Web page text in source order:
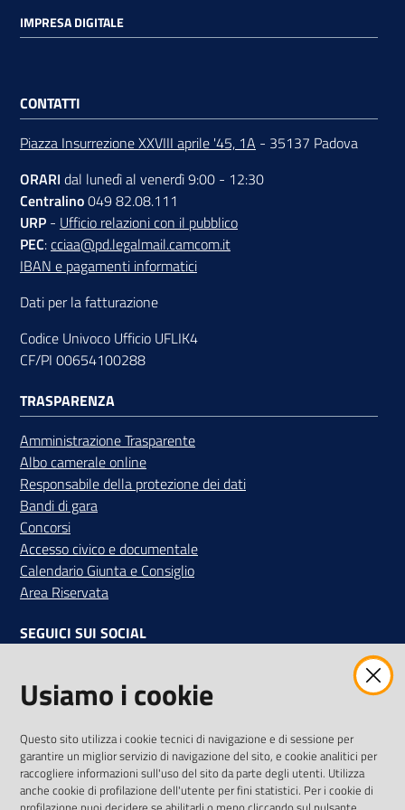
Newsle
tter
Sala
Stampa
Seguici
IMPRESA DIGITALE
CONTATTI
Piazza Insurrezione XXVIII aprile '45, 1A - 35137 Padova
ORARI dal lunedì al venerdì 9:00 - 12:30
Centralino049 82.08.111
URP - Ufficio relazioni con il pubblico
PEC:cciaa@pd.legalmail.camcom.it
IBAN e pagamenti informatici
Dati per la fatturazione
Codice Univoco Ufficio UFLIK4
CF/PI 00654100288
TRASPARENZA
Amministrazione Trasparente
Albo camerale online
Responsabile della protezione dei dati
Bandi di gara
Concorsi
Accesso civico e documentale
Calendario Giunta e Consiglio
Area Riservata
SEGUICI SUI SOCIAL
Ricevi tutti gli aggiornamenti su eventi, nuove opportunità e
adempimenti normativi
Usiamo i cookie
Questo sito utilizza i cookie tecnici di navigazione e di sessione per
garantire un miglior servizio di navigazione del sito, e cookie analitici per
raccogliere informazioni sull'uso del sito da parte degli utenti. Utilizza
anche cookie di profilazione dell'utente per fini statistici. Per i cookie di